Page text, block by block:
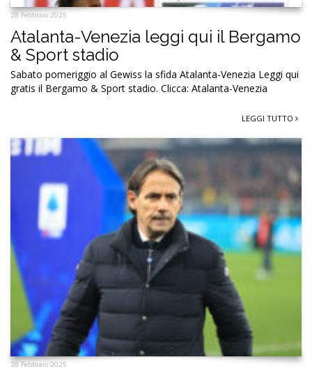
28 Febbraio 2025
Atalanta-Venezia leggi qui il Bergamo
& Sport stadio
Sabato pomeriggio al Gewiss la sfida Atalanta-Venezia Leggi qui
gratis il Bergamo & Sport stadio. Clicca: Atalanta-Venezia
LEGGI TUTTO
28 Febbraio 2025